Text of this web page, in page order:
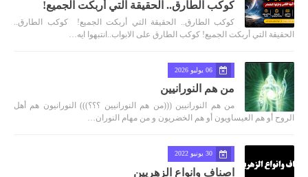
كوكب الطارق.. الحقيقة التي أربكت الجميع!
كوكب الطارق.. الحقيقة التي أربكت الجميع! كوكب الطارق..
الحقيقة التي أربكت الجميع! كوكب الطارق على الابواب..انتبهوا ايه…
06 يوليو 2026
من هم النورانيين
من هم النورانيين (((من هم النورانيين ؟؟؟))) النورانيون هم أهل
الروح أو هم العيساويون أو هم الخضريون و من مهام النوران…
30 يونيو 2022
اصناف وانواع الزهريين